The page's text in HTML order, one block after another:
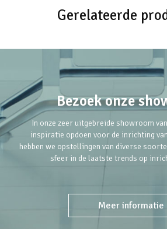
Gerelateerde
Bezoek onze
In onze zeer uitgebreide showroom
inspiratie opdoen voor de inrichting
hebben we opstellingen van diverse
sfeer in de laatste trends op
Meer informatie